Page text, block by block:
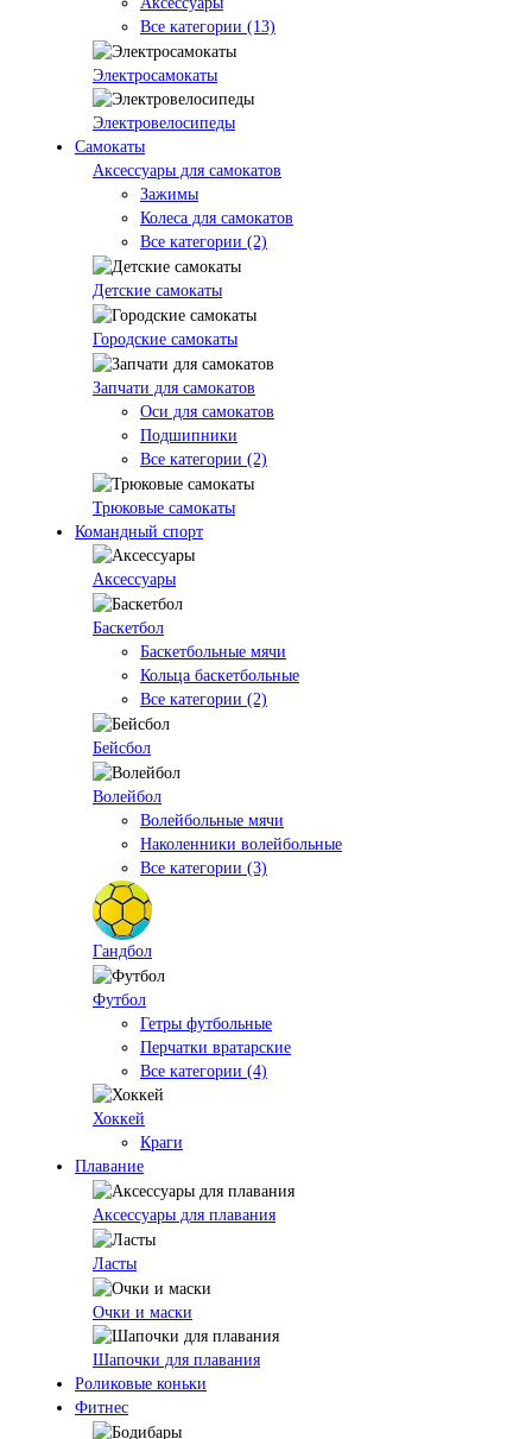
Все категории (13)
Электросамокаты
Электровелосипеды
Самокаты
Аксессуары для самокатов
Зажимы
Колеса для самокатов
Все категории (2)
Детские самокаты
Городские самокаты
Запчати для самокатов
Оси для самокатов
Подшипники
Все категории (2)
Трюковые самокаты
Командный спорт
Аксессуары
Баскетбол
Баскетбольные мячи
Кольца баскетбольные
Все категории (2)
Бейсбол
Волейбол
Волейбольные мячи
Наколенники волейбольные
Все категории (3)
Гандбол
Футбол
Гетры футбольные
Перчатки вратарские
Все категории (4)
Хоккей
Краги
Плавание
Аксессуары для плавания
Ласты
Очки и маски
Шапочки для плавания
Роликовые коньки
Фитнес